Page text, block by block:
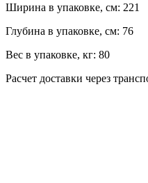
Ширина в упаковке, см: 221
Глубина в упаковке, см: 76
Вес в упаковке, кг: 80
Расчет доставки через